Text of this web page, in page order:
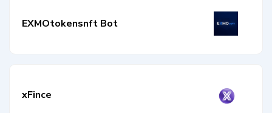
EXMOtokensnft Bot
xFince